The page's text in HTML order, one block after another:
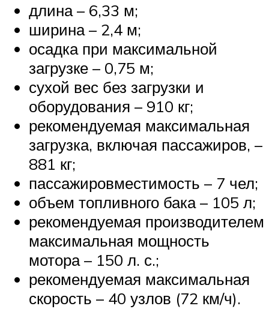
длина – 6,33 м;
ширина – 2,4 м;
осадка при максимальной
загрузке – 0,75 м;
сухой вес без загрузки и
оборудования – 910 кг;
рекомендуемая максимальная
загрузка, включая пассажиров, –
881 кг;
пассажировместимость – 7 чел;
объем топливного бака – 105 л;
рекомендуемая производителем
максимальная мощность
мотора – 150 л. с.;
рекомендуемая максимальная
скорость – 40 узлов (72 км/ч).